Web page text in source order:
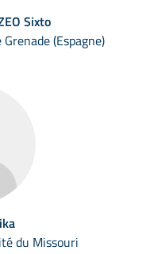
Sixto
(Espagne)
du Missouri